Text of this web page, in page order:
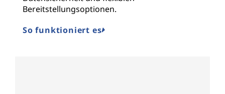
Bereitstellungsoptionen.
So funktioniert es